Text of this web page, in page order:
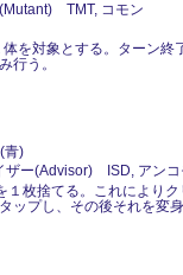
TMT, コモン
を対象とする。ターン終
行う。
)
ザー(Advisor) ISD, アンコ
枚捨てる。これにより
ップし、その後それを変身